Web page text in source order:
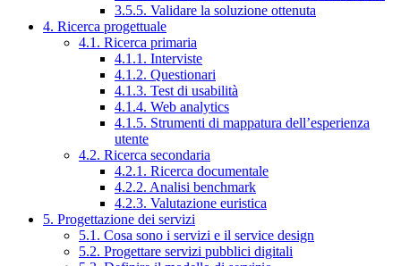
3.5.5. Validare la soluzione ottenuta
4. Ricerca progettuale
4.1. Ricerca primaria
4.1.1. Interviste
4.1.2. Questionari
4.1.3. Test di usabilità
4.1.4. Web analytics
4.1.5. Strumenti di mappatura dell’esperienza
utente
4.2. Ricerca secondaria
4.2.1. Ricerca documentale
4.2.2. Analisi benchmark
4.2.3. Valutazione euristica
5. Progettazione dei servizi
5.1. Cosa sono i servizi e il service design
5.2. Progettare servizi pubblici digitali